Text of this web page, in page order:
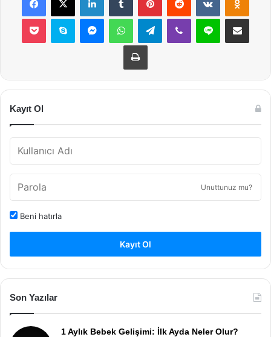
Pocket Skype MessengerWhatsAppTelegramViber Line E-Posta ile
Yazdır
Kayıt Ol
Unuttunuz mu?
Beni hatırla
Kayıt Ol
Son Yazılar
1 Aylık Bebek Gelişimi: İlk Ayda Neler Olur?